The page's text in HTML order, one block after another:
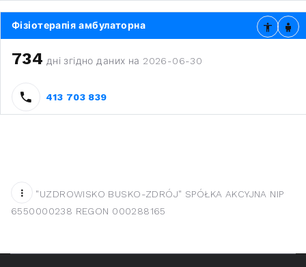
Фізіотерапія амбулаторна
734 дні згідно даних на 2026-06-30
413 703 839
"UZDROWISKO BUSKO-ZDRÓJ" SPÓŁKA AKCYJNA NIP
6550000238 REGON 000288165